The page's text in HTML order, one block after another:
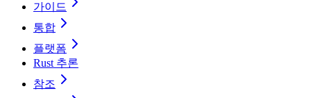
가이드
통합
플랫폼
Rust 추론
참조